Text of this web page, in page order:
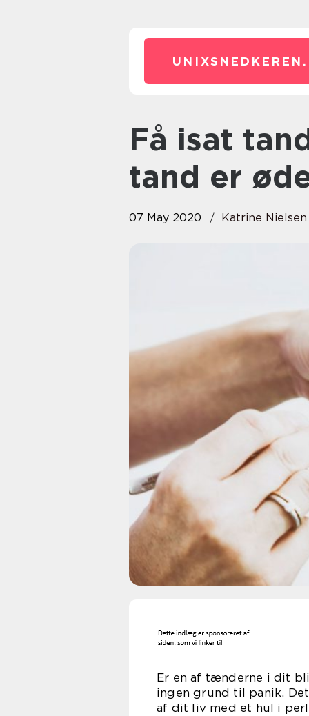
UNIXSNEDKEREN.
Få isat tandimplantat hvis din
tand er
07 May 2020 Katrine Nielsen
Er en af tænderne i dit
ingen grund til panik.
af dit liv med et hul i